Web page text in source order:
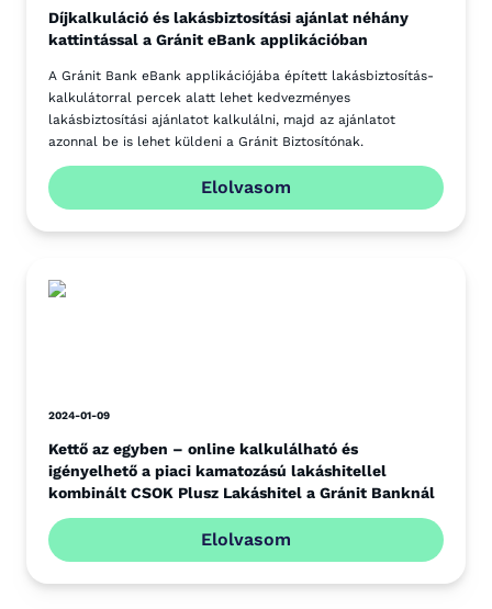
Díjkalkuláció és lakásbiztosítási ajánlat néhány
kattintással a Gránit eBank applikációban
A Gránit Bank eBank applikációjába épített lakásbiztosítás-
kalkulátorral percek alatt lehet kedvezményes
lakásbiztosítási ajánlatot kalkulálni, majd az ajánlatot
azonnal be is lehet küldeni a Gránit Biztosítónak.
Elolvasom
2024-01-09
Kettő az egyben – online kalkulálható és
igényelhető a piaci kamatozású lakáshitellel
kombinált CSOK Plusz Lakáshitel a Gránit Banknál
Elolvasom